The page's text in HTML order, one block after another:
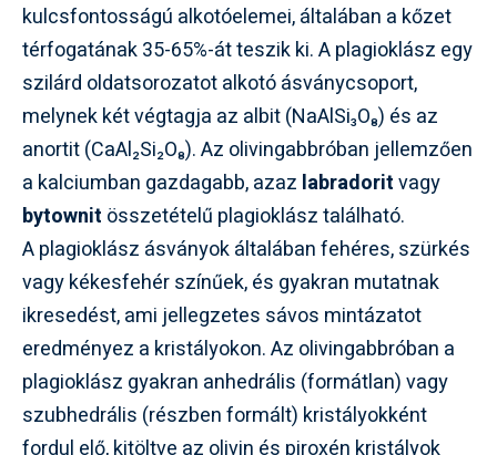
kulcsfontosságú alkotóelemei, általában a kőzet
térfogatának 35-65%-át teszik ki. A plagioklász egy
szilárd oldatsorozatot alkotó ásványcsoport,
melynek két végtagja az albit (NaAlSi₃O₈) és az
anortit (CaAl₂Si₂O₈). Az olivingabbróban jellemzően
a kalciumban gazdagabb, azaz labradoritvagy
bytownit összetételű plagioklász található.
A plagioklász ásványok általában fehéres, szürkés
vagy kékesfehér színűek, és gyakran mutatnak
ikresedést, ami jellegzetes sávos mintázatot
eredményez a kristályokon. Az olivingabbróban a
plagioklász gyakran anhedrális (formátlan) vagy
szubhedrális (részben formált) kristályokként
fordul elő, kitöltve az olivin és piroxén kristályok